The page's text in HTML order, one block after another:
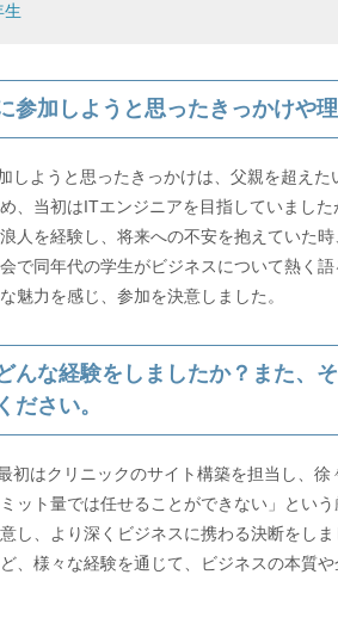
生
参加しようと思ったきっかけや
しようと思ったきっかけは、父親を超え
、当初はITエンジニアを目指していまし
人を経験し、将来への不安を抱えていた
で同年代の学生がビジネスについて熱く
魅力を感じ、参加を決意しました。
んな経験をしましたか？また、
ださい。
初はクリニックのサイト構築を担当し、
ット量では任せることができない」とい
し、より深くビジネスに携わる決断をし
、様々な経験を通じて、ビジネスの本質